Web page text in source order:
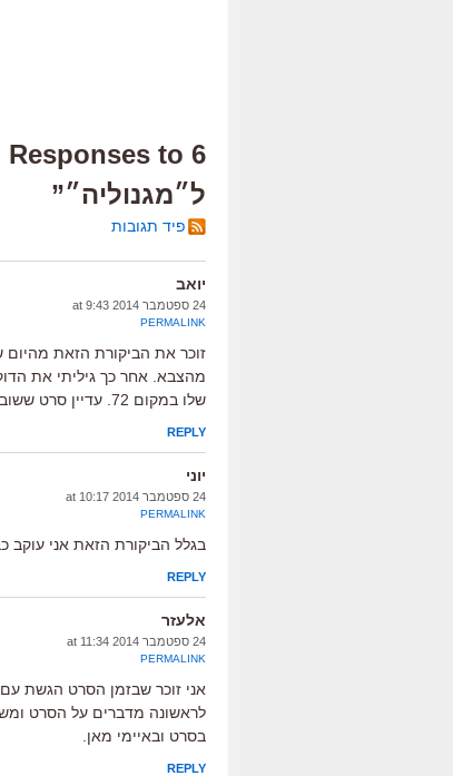
ל״מגנוליה״”
פיד תגובות
יואב
24 ספטמבר 2014 at 9:43
PERMALINK
זוכר את הביקורת הזאת
שלו במקום 72. עדיין סרט ששובר אותי כל פעם.
REPLY
יוני
24 ספטמבר 2014 at 10:17
PERMALINK
בגלל הביקורת הזאת אני עוקב
REPLY
אלעזר
24 ספטמבר 2014 at 11:34
PERMALINK
אני זוכר שבזמן הסרט הגשת
לראשונה מדברים על הסרט
בסרט ובאיימי מאן.
REPLY